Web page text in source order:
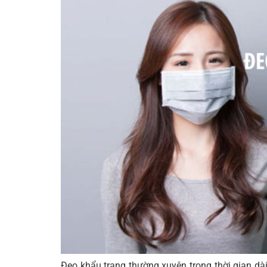
Dễ làm da bị tổn thương
Da bị suy yếu do vi khuẩn
6 tips chăm sóc da mặt khi đeo khẩu trang
Làm sạch da đều đặn 2 lần/ngày
Bước 1: Sử dụng tẩy trang
Bước 2: Rửa mặt với sữa rửa mặt
Bước 3: Rửa lại với nước mát
Dưỡng ẩm thường xuyên cho da
Sử dụng kem chống nắng
Hạn chế trang điểm
Cho da có thời gian nghỉ ngơi và “thở”
Làm sạch và thay khẩu trang thường xuyên